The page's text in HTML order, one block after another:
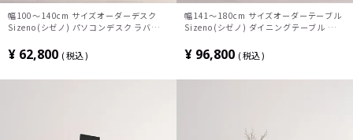
幅100～140cm サイズオーダーデスク
Sizeno(シゼノ) パソコンデスク ラバーウ
木 パソコンデスク 配線穴 オフィスデスク
テレワークデスク 勉強机 おしゃれ 北欧モ
¥ 62,800 税込
幅141～180cm サイズオーダーテーブル
Sizeno(シゼノ) ダイニングテーブル ハー
天然木 テーブル 長方形 食卓テーブル お
しゃれ 北欧モダン ダイニング ナチュラル
¥ 96,800 税込